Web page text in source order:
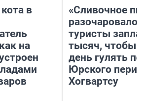
в
на
«Сливочное
разочаровало»:
туристы
тысяч, чтобы
день гулять по
Юрского
Хогвартсу